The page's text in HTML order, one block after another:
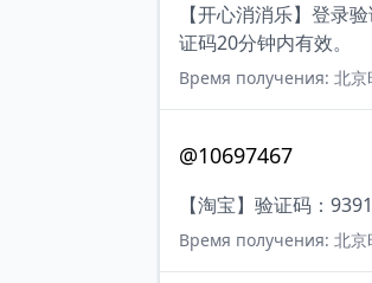
【开心消消乐】登录
证码20分钟内有效。
Время получения: 北京
@10697467
【淘宝】验证码：
Время получения: 北京